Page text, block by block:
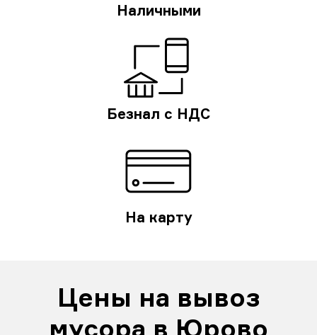
Наличными
Безнал с НДС
На карту
Цены на вывоз
мусора в Юрово